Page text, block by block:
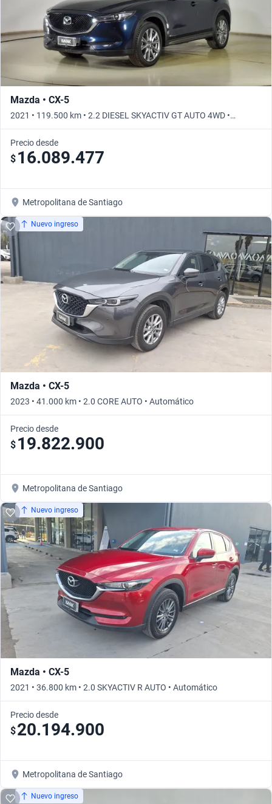
Mazda • CX-5
2021 • 119.500 km • 2.2 DIESEL SKYACTIV GT AUTO 4WD •
Automático
Precio desde
$ 16.089.477
Metropolitana de Santiago
Nuevo ingreso
Mazda • CX-5
2023 • 41.000 km • 2.0 CORE AUTO • Automático
Precio desde
$ 19.822.900
Metropolitana de Santiago
Nuevo ingreso
Mazda • CX-5
2021 • 36.800 km • 2.0 SKYACTIV R AUTO • Automático
Precio desde
$20.194.900
Metropolitana de Santiago
Nuevo ingreso